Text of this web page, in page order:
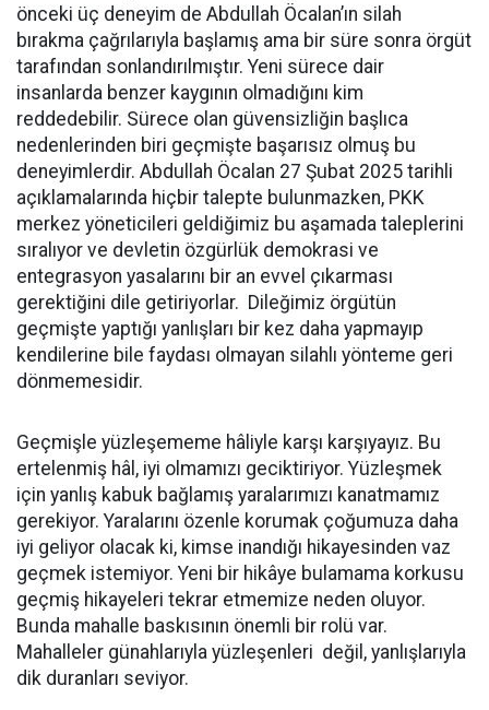
önceki üç deneyim de Abdullah Öcalan’ın silah
bırakma çağrılarıyla başlamış ama bir süre sonra örgüt
tarafından sonlandırılmıştır. Yeni sürece dair
insanlarda benzer kaygının olmadığını kim
reddedebilir. Sürece olan güvensizliğin başlıca
nedenlerinden biri geçmişte başarısız olmuş bu
deneyimlerdir. Abdullah Öcalan 27 Şubat 2025 tarihli
açıklamalarında hiçbir talepte bulunmazken, PKK
merkez yöneticileri geldiğimiz bu aşamada taleplerini
sıralıyor ve devletin özgürlük demokrasi ve
entegrasyon yasalarını bir an evvel çıkarması
gerektiğini dile getiriyorlar. Dileğimiz örgütün
geçmişte yaptığı yanlışları bir kez daha yapmayıp
kendilerine bile faydası olmayan silahlı yönteme geri
dönmemesidir.
Geçmişle yüzleşememe hâliyle karşı karşıyayız. Bu
ertelenmiş hâl, iyi olmamızı geciktiriyor. Yüzleşmek
için yanlış kabuk bağlamış yaralarımızı kanatmamız
gerekiyor. Yaralarını özenle korumak çoğumuza daha
iyi geliyor olacak ki, kimse inandığı hikayesinden vaz
geçmek istemiyor. Yeni bir hikâye bulamama korkusu
geçmiş hikayeleri tekrar etmemize neden oluyor.
Bunda mahalle baskısının önemli bir rolü var.
Mahalleler günahlarıyla yüzleşenleri değil, yanlışlarıyla
dik duranları seviyor.